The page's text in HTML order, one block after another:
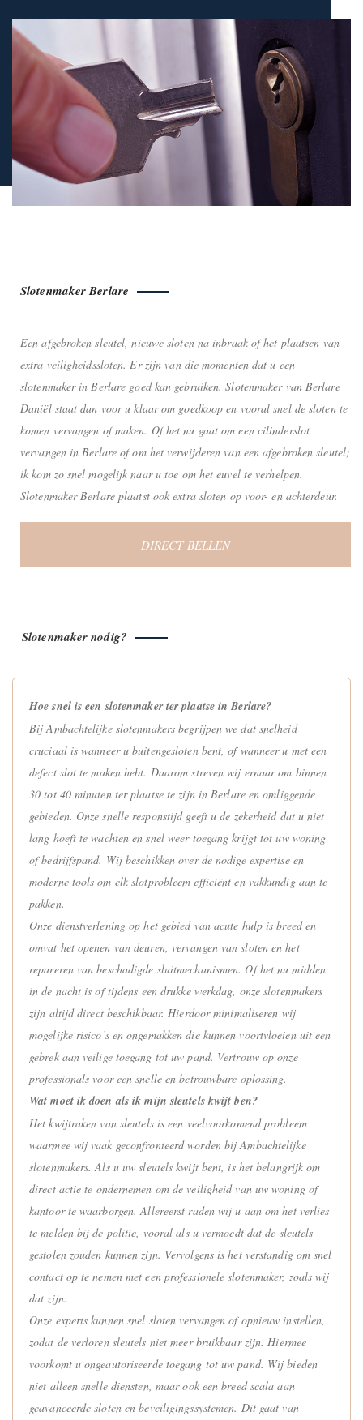
Slotenmaker Berlare
Een afgebroken sleutel, nieuwe sloten na inbraak of het plaatsen van
extra veiligheidssloten. Er zijn van die momenten dat u een
slotenmaker in Berlare goed kan gebruiken. Slotenmaker van Berlare
Daniël staat dan voor u klaar om goedkoop en vooral snel de sloten te
komen vervangen of maken. Of het nu gaat om een cilinderslot
vervangen in Berlare of om het verwijderen van een afgebroken sleutel;
ik kom zo snel mogelijk naar u toe om het euvel te verhelpen.
Slotenmaker Berlare plaatst ook extra sloten op voor- en achterdeur.
DIRECT BELLEN
Slotenmaker nodig?
Hoe snel is een slotenmaker ter plaatse in Berlare?
Bij Ambachtelijke slotenmakers begrijpen we dat snelheid
cruciaal is wanneer u buitengesloten bent, of wanneer u met een
defect slot te maken hebt. Daarom streven wij ernaar om binnen
30 tot 40 minuten ter plaatse te zijn in Berlare en omliggende
gebieden. Onze snelle responstijd geeft u de zekerheid dat u niet
lang hoeft te wachten en snel weer toegang krijgt tot uw woning
of bedrijfspand. Wij beschikken over de nodige expertise en
moderne tools om elk slotprobleem efficiënt en vakkundig aan te
pakken.
Onze dienstverlening op het gebied van acute hulp is breed en
omvat het openen van deuren, vervangen van sloten en het
repareren van beschadigde sluitmechanismen. Of het nu midden
in de nacht is of tijdens een drukke werkdag, onze slotenmakers
zijn altijd direct beschikbaar. Hierdoor minimaliseren wij
mogelijke risico’s en ongemakken die kunnen voortvloeien uit een
gebrek aan veilige toegang tot uw pand. Vertrouw op onze
professionals voor een snelle en betrouwbare oplossing.
Wat moet ik doen als ik mijn sleutels kwijt ben?
Het kwijtraken van sleutels is een veelvoorkomend probleem
waarmee wij vaak geconfronteerd worden bij Ambachtelijke
slotenmakers. Als u uw sleutels kwijt bent, is het belangrijk om
direct actie te ondernemen om de veiligheid van uw woning of
kantoor te waarborgen. Allereerst raden wij u aan om het verlies
te melden bij de politie, vooral als u vermoedt dat de sleutels
gestolen zouden kunnen zijn. Vervolgens is het verstandig om snel
contact op te nemen met een professionele slotenmaker, zoals wij
dat zijn.
Onze experts kunnen snel sloten vervangen of opnieuw instellen,
zodat de verloren sleutels niet meer bruikbaar zijn. Hiermee
voorkomt u ongeautoriseerde toegang tot uw pand. Wij bieden
niet alleen snelle diensten, maar ook een breed scala aan
geavanceerde sloten en beveiligingssystemen. Dit gaat van